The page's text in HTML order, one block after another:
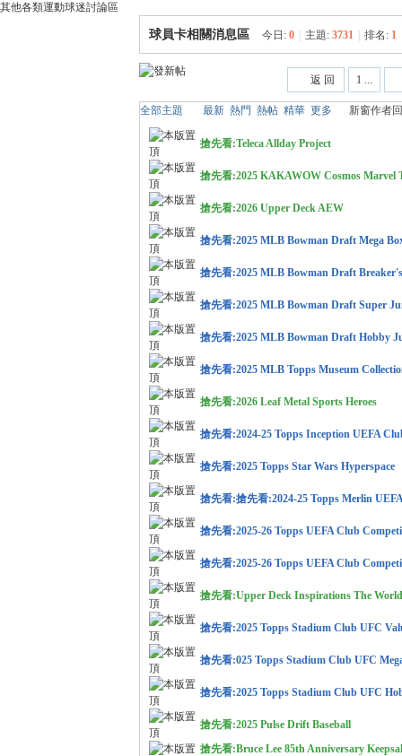
其他各類運動球迷討論區
球員卡相關消息區 今日: 0 主題: 3731 排名: 1
1 ...
返 回
新窗
全部主題 最新 熱門 熱帖 精華 更多 作者
搶先看:Teleca Allday Project
搶先看:2025 KAKAWOW Cosmos Marvel
搶先看:2026 Upper Deck AEW
搶先看:2025 MLB Bowman Draft Mega
搶先看:2025 MLB Bowman Draft
搶先看:2025 MLB Bowman Draft Super
搶先看:2025 MLB Bowman Draft Hobby
搶先看:2025 MLB Topps Museum
搶先看:2026 Leaf Metal Sports Heroes
搶先看:2024-25 Topps Inception UEFA
搶先看:2025 Topps Star Wars Hyperspace
搶先看:搶先看:2024-25 Topps Merlin
搶先看:2025-26 Topps UEFA Club
搶先看:2025-26 Topps UEFA Club
搶先看:Upper Deck Inspirations The
搶先看:2025 Topps Stadium Club UFC
搶先看:025 Topps Stadium Club UFC
搶先看:2025 Topps Stadium Club UFC
搶先看:2025 Pulse Drift Baseball
搶先看:Bruce Lee 85th Anniversary